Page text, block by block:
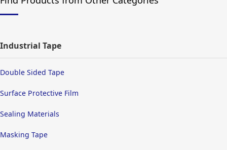
Industrial Tape
Double Sided Tape
Surface Protective Film
Sealing Materials
Masking Tape